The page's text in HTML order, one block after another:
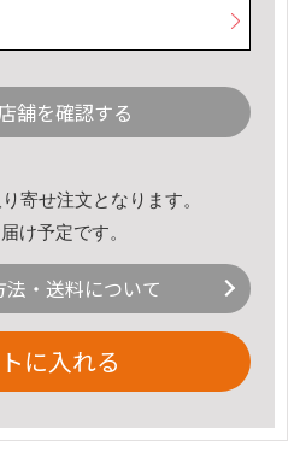
舗を確認する
寄せ注文となります。
け予定です。
法・送料について
に入れる